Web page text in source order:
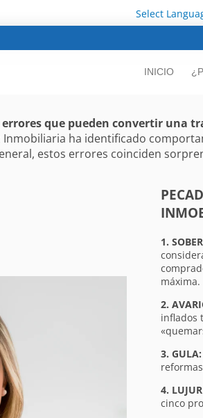
Select
INICIO
que pueden convertir una
Inmobiliaria ha identificado
estos errores coinciden
1.
máxima.
2.
inflados
3.
4.
cinco